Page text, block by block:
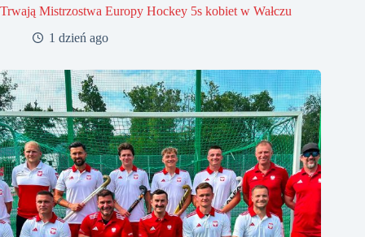
Trwają Mistrzostwa Europy Hockey 5s kobiet w Wałczu
1 dzień ago